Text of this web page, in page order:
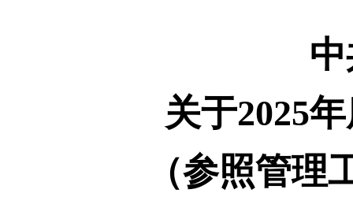
关于2025
（参照管